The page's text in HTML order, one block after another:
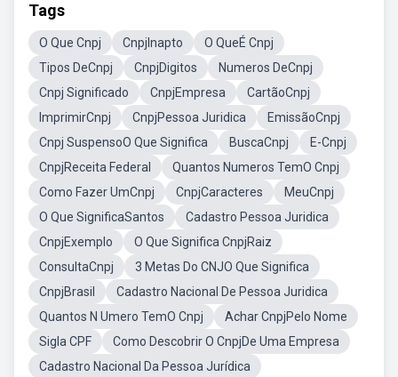
Tags
O Que Cnpj CnpjInapto
O QueÉ Cnpj
Tipos DeCnpj
CnpjDigitos
Numeros DeCnpj
Cnpj Significado
CnpjEmpresa
CartãoCnpj
ImprimirCnpj
CnpjPessoa Juridica
EmissãoCnpj
Cnpj SuspensoO Que Significa
BuscaCnpj
E-Cnpj
CnpjReceita Federal
Quantos Numeros TemO Cnpj
Como Fazer UmCnpj
CnpjCaracteres
MeuCnpj
O Que SignificaSantos
Cadastro Pessoa Juridica
CnpjExemplo
O Que Significa CnpjRaiz
ConsultaCnpj
3 Metas Do CNJO Que Significa
CnpjBrasil
Cadastro Nacional De Pessoa Juridica
Quantos N Umero TemO Cnpj
Achar CnpjPelo Nome
Sigla CPF
Como Descobrir O CnpjDe Uma Empresa
Cadastro Nacional Da Pessoa Jurídica